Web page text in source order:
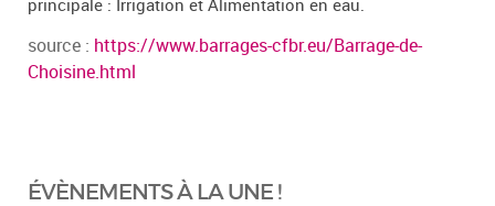
source : https://www.barrages-cfbr.eu/Barrage-de-
Choisine.html
ÉVÈNEMENTS À LA UNE !